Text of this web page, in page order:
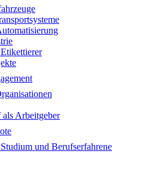
Arbeitgeber
und Berufserfahrene